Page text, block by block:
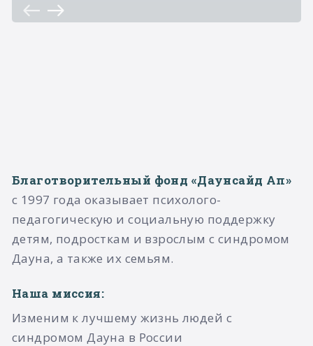
Благотворительный фонд «Даунсайд Ап»
с 1997 года оказывает психолого-
педагогическую и социальную поддержку
детям, подросткам и взрослым с синдромом
Дауна, а также их семьям.​
Наша миссия:
Изменим к лучшему жизнь людей с
синдромом Дауна в России